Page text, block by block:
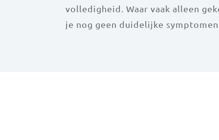
volledigheid. Waar vaak alleen
je nog geen duidelijke symptomen